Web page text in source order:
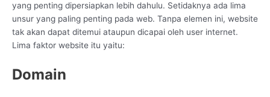
yang penting dipersiapkan lebih dahulu. Setidaknya ada lima
unsur yang paling penting pada web. Tanpa elemen ini, website
tak akan dapat ditemui ataupun dicapai oleh user internet.
Lima faktor website itu yaitu:
Domain